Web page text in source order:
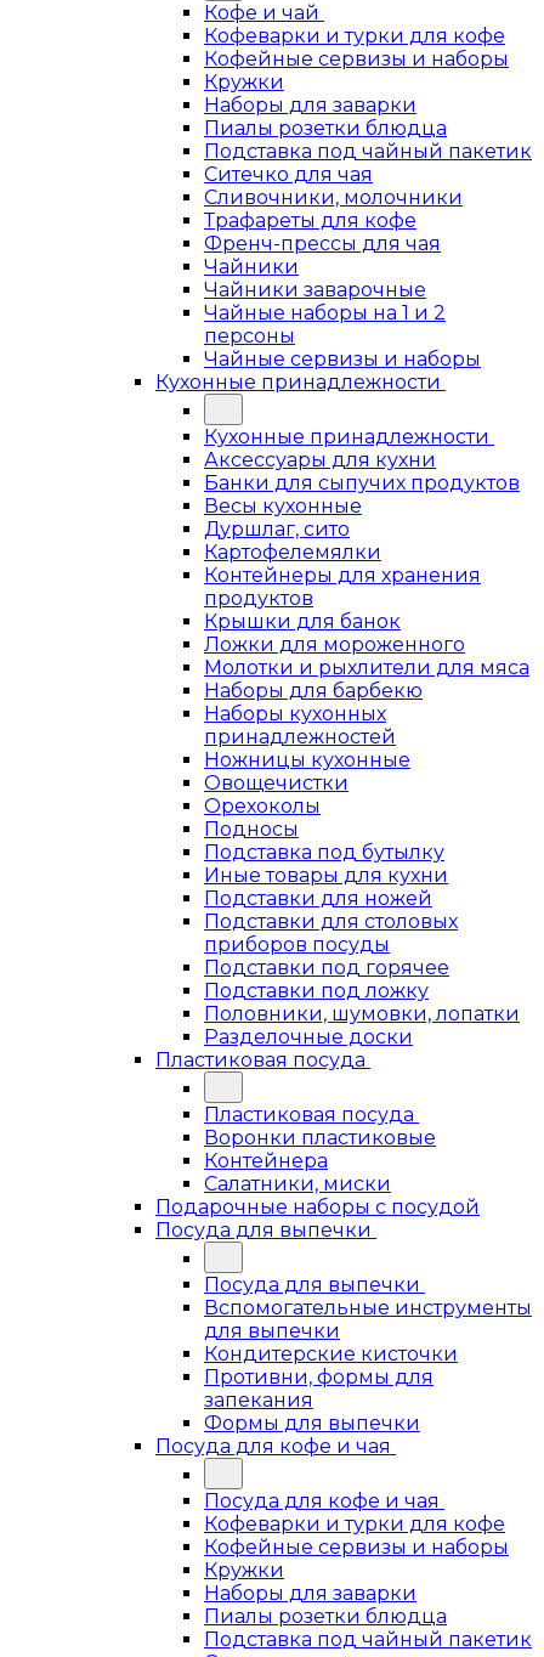
Кофе и чай
Кофеварки и турки для кофе
Кофейные сервизы и наборы
Кружки
Наборы для заварки
Пиалы розетки блюдца
Подставка под чайный пакетик
Ситечко для чая
Сливочники, молочники
Трафареты для кофе
Френч-прессы для чая
Чайники
Чайники заварочные
Чайные наборы на 1 и 2
персоны
Чайные сервизы и наборы
Кухонные принадлежности
Кухонные принадлежности
Аксессуары для кухни
Банки для сыпучих продуктов
Весы кухонные
Дуршлаг, сито
Картофелемялки
Контейнеры для хранения
продуктов
Крышки для банок
Ложки для мороженного
Молотки и рыхлители для мяса
Наборы для барбекю
Наборы кухонных
принадлежностей
Ножницы кухонные
Овощечистки
Орехоколы
Подносы
Подставка под бутылку
Иные товары для кухни
Подставки для ножей
Подставки для столовых
приборов посуды
Подставки под горячее
Подставки под ложку
Половники, шумовки, лопатки
Разделочные доски
Пластиковая посуда
Пластиковая посуда
Воронки пластиковые
Контейнера
Салатники, миски
Подарочные наборы с посудой
Посуда для выпечки
Посуда для выпечки
Вспомогательные инструменты
для выпечки
Кондитерские кисточки
Противни, формы для
запекания
Формы для выпечки
Посуда для кофе и чая
Посуда для кофе и чая
Кофеварки и турки для кофе
Кофейные сервизы и наборы
Кружки
Наборы для заварки
Пиалы розетки блюдца
Подставка под чайный пакетик